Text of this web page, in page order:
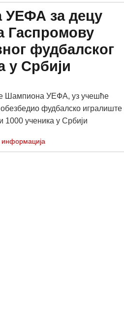
УЕФА за децу
Гаспромову
фудбалског
у Србији
Шампиона УЕФА, уз учешће
фудбалско игралиште
1000 ученика у Србији